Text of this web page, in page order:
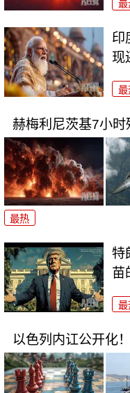
最
印
现
最
赫梅利尼茨基7小
最热
特
苗
最
以色列内讧公开化